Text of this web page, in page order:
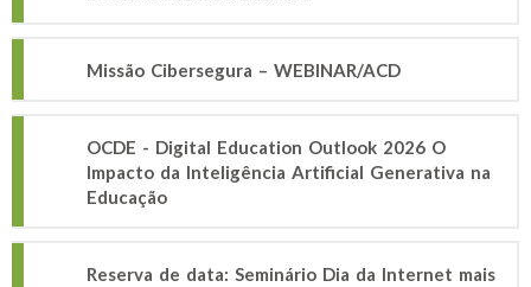
Missão Cibersegura – WEBINAR/ACD
OCDE - Digital Education Outlook 2026 O
Impacto da Inteligência Artificial Generativa na
Educação
Reserva de data: Seminário Dia da Internet mais